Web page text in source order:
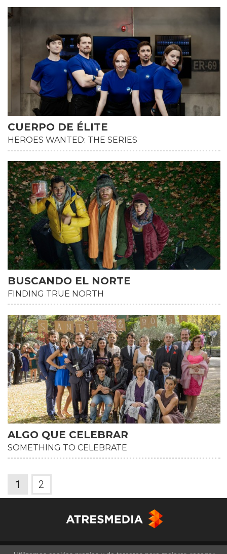
HD
CUERPO DE ÉLITE
HEROES WANTED: THE SERIES
BUSCANDO EL NORTE
FINDING TRUE NORTH
ALGO QUE CELEBRAR
SOMETHING TO CELEBRATE
1 2
Copyright © Atresmedia Corporación de Medios de